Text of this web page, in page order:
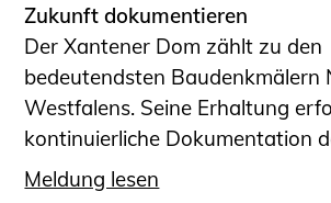
Zukunft dokumentieren
Der Xantener Dom zählt zu den
bedeutendsten Baudenkmälern
Westfalens. Seine Erhaltung
kontinuierliche Dokumentation
Meldung lesen